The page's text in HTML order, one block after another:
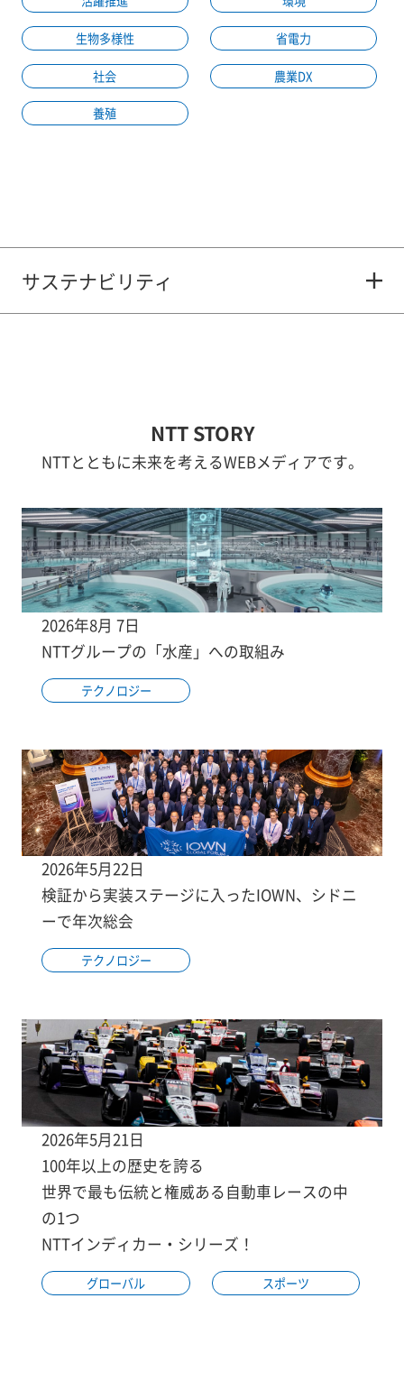
生物多様性 省電力
社会 農業DX
養殖
サステナビリティ
NTT STORY
NTTとともに未来を考えるWEBメディアです。
2026年8月 7日
NTTグループの「水産」への取組み
テクノロジー
2026年5月22日
検証から実装ステージに入ったIOWN、シドニ
ーで年次総会
テクノロジー
2026年5月21日
100年以上の歴史を誇る
世界で最も伝統と権威ある自動車レースの中
の1つ
NTTインディカー・シリーズ！
グローバル スポーツ